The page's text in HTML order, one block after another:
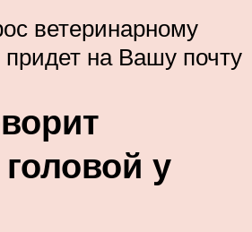
ветеринарному
придет на Вашу почту
у